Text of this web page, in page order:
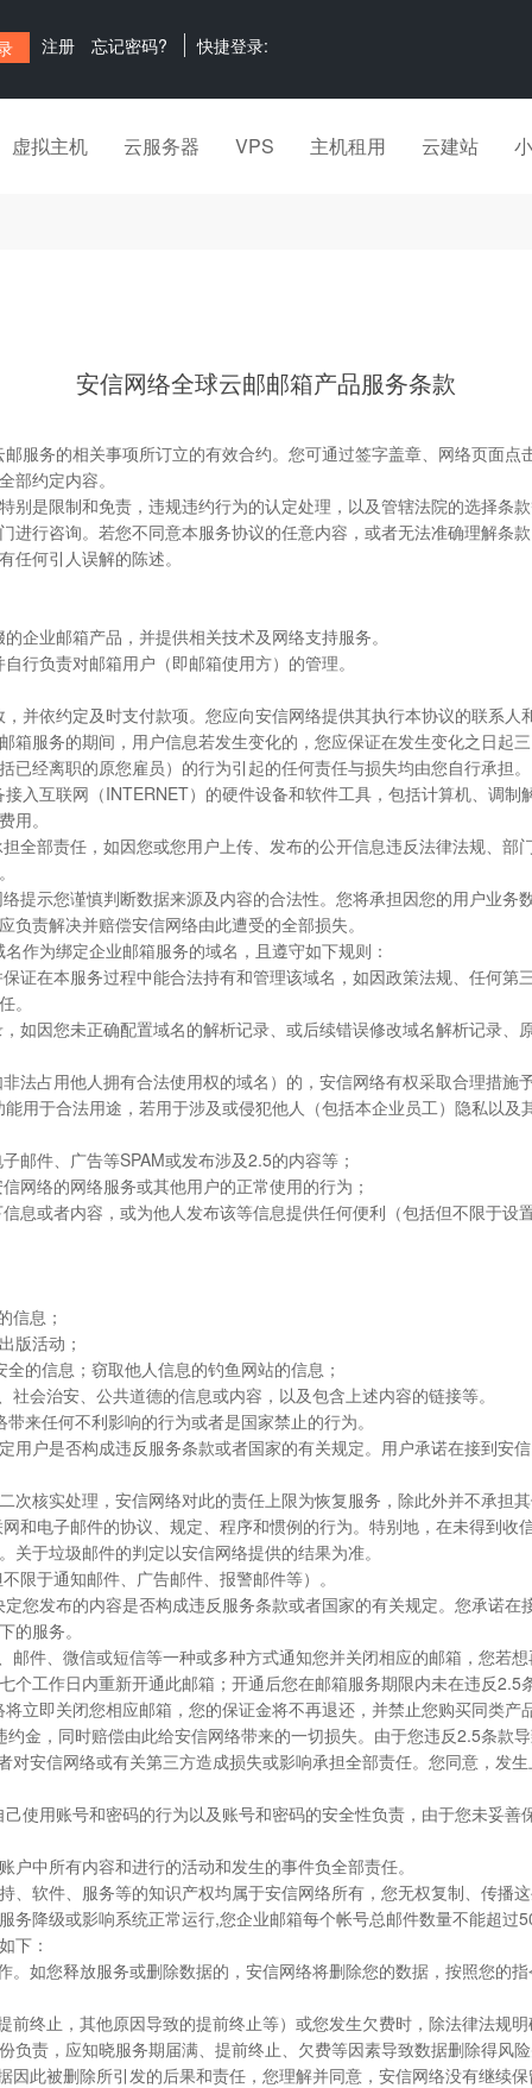
注册 忘记密码? 快捷登录:
虚拟主机 云服务器 VPS 主机租用 云建站
安信网络全球云邮邮箱产品服务条款
服务的相关事项所订立的有效合约。您可通过签字盖章、网络页面
部约定内容。
别是限制和免责，违规违约行为的认定处理，以及管辖法院的选择条
进行咨询。若您不同意本服务协议的任意内容，或者无法准确理解条
任何引人误解的陈述。
企业邮箱产品，并提供相关技术及网络支持服务。
行负责对邮箱用户（即邮箱使用方）的管理。
并依约定及时支付款项。您应向安信网络提供其执行本协议的联系
箱服务的期间，用户信息若发生变化的，您应保证在发生变化之日起
经离职的原您雇员）的行为引起的任何责任与损失均由您自行承担。
入互联网（INTERNET）的硬件设备和软件工具，包括计算机、调
用。
全部责任，如因您或您用户上传、发布的公开信息违反法律法规、
提示您谨慎判断数据来源及内容的合法性。您将承担因您的用户业
责解决并赔偿安信网络由此遭受的全部损失。
作为绑定企业邮箱服务的域名，且遵守如下规则：
证在本服务过程中能合法持有和管理该域名，如因政策法规、任何
。
如因您未正确配置域名的解析记录、或后续错误修改域名解析记录
法占用他人拥有合法使用权的域名）的，安信网络有权采取合理措施
用于合法用途，若用于涉及或侵犯他人（包括本企业员工）隐私以
邮件、广告等SPAM或发布涉及2.5的内容等；
网络的网络服务或其他用户的正常使用的行为；
息或者内容，或为他人发布该等信息提供任何便利（包括但不限于设
信息；
版活动；
的信息；窃取他人信息的钓鱼网站的信息；
会治安、公共道德的信息或内容，以及包含上述内容的链接等。
来任何不利影响的行为或者是国家禁止的行为。
用户是否构成违反服务条款或者国家的有关规定。用户承诺在接到安
次核实处理，安信网络对此的责任上限为恢复服务，除此外并不承担
和电子邮件的协议、规定、程序和惯例的行为。特别地，在未得到
于垃圾邮件的判定以安信网络提供的结果为准。
限于通知邮件、广告邮件、报警邮件等）。
您发布的内容是否构成违反服务条款或者国家的有关规定。您承诺
的服务。
件、微信或短信等一种或多种方式通知您并关闭相应的邮箱，您若
个工作日内重新开通此邮箱；开通后您在邮箱服务期限内未在违反
立即关闭您相应邮箱，您的保证金将不再退还，并禁止您购买同类
金，同时赔偿由此给安信网络带来的一切损失。由于您违反2.5条款
安信网络或有关第三方造成损失或影响承担全部责任。您同意，发
使用账号和密码的行为以及账号和密码的安全性负责，由于您未妥
中所有内容和进行的活动和发生的事件负全部责任。
、软件、服务等的知识产权均属于安信网络所有，您无权复制、传播
务降级或影响系统正常运行,您企业邮箱每个帐号总邮件数量不能超过
下：
如您释放服务或删除数据的，安信网络将删除您的数据，按照您的
终止，其他原因导致的提前终止等）或您发生欠费时，除法律法规
负责，应知晓服务期届满、提前终止、欠费等因素导致数据删除得风
此被删除所引发的后果和责任，您理解并同意，安信网络没有继续